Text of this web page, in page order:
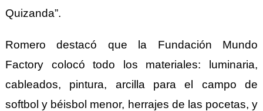
Quizanda”.
Romero destacó que la Fundación Mundo
Factory colocó todo los materiales: luminaria,
cableados, pintura, arcilla para el campo de
softbol y béisbol menor, herrajes de las pocetas, y